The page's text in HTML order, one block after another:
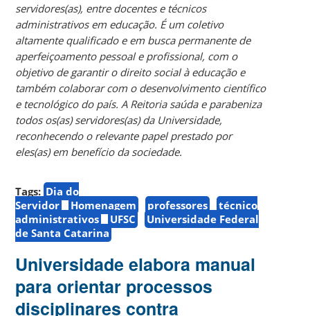
servidores(as), entre docentes e técnicos
administrativos em educação. É um coletivo
altamente qualificado e em busca permanente de
aperfeiçoamento pessoal e profissional, com o
objetivo de garantir o direito social à educação e
também colaborar com o desenvolvimento científico
e tecnológico do país. A Reitoria saúda e parabeniza
todos os(as) servidores(as) da Universidade,
reconhecendo o relevante papel prestado por
eles(as) em benefício da sociedade.
Tags: Dia do
Servidor
Homenagem professores
técnico
administrativos
UFSC
Universidade Federal
de Santa Catarina
Universidade elabora manual
para orientar processos
disciplinares contra